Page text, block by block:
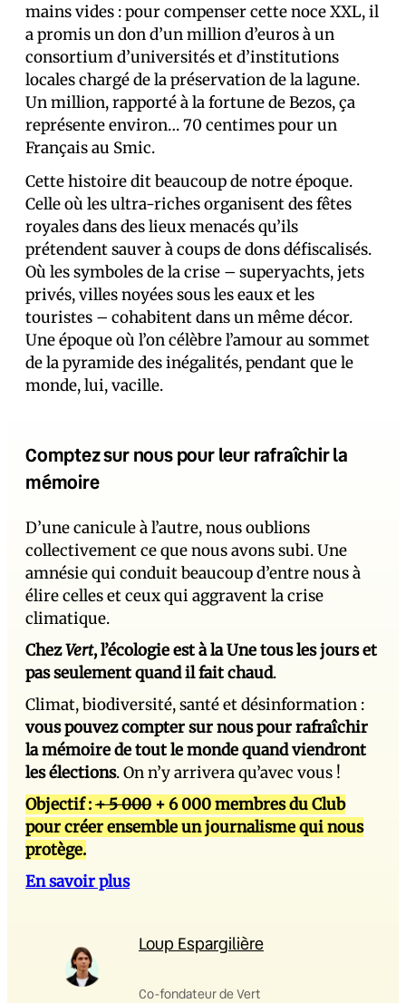
mains vides : pour compenser cette noce XXL, il
a promis un don d’un million d’euros à un
consortium d’universités et d’institutions
locales chargé de la préservation de la lagune.
Un million, rapporté à la fortune de Bezos, ça
représente environ… 70 centimes pour un
Français au Smic.
Cette histoire dit beaucoup de notre époque.
Celle où les ultra-riches organisent des fêtes
royales dans des lieux menacés qu’ils
prétendent sauver à coups de dons défiscalisés.
Où les symboles de la crise – superyachts, jets
privés, villes noyées sous les eaux et les
touristes – cohabitent dans un même décor.
Une époque où l’on célèbre l’amour au sommet
de la pyramide des inégalités, pendant que le
monde, lui, vacille.
Comptez sur nous pour leur rafraîchir la
mémoire
D’une canicule à l’autre, nous oublions
collectivement ce que nous avons subi. Une
amnésie qui conduit beaucoup d’entre nous à
élire celles et ceux qui aggravent la crise
climatique.
ChezVert, l’écologie est à la Une tous les jours et
pas seulement quand il fait chaud.
Climat, biodiversité, santé et désinformation :
vous pouvez compter sur nous pour rafraîchir
la mémoire de tout le monde quand viendront
les élections. On n’y arrivera qu’avec vous !
Objectif :+ 5 000 + 6 000 membres du Club
pour créer ensemble un journalisme qui nous
protège.
En savoir plus
Loup Espargilière
Co-fondateur de Vert